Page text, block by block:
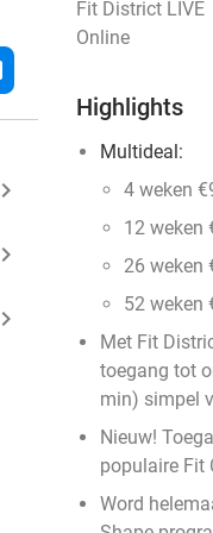
keyboard_arrow_right
keyboard_arrow_right
keyboard_arrow_right
Fit District LIVE
Online
Highlights
Multideal:
4 weken
12 weken
26 weken
52 weken
Met Fit
toegang tot
min) simpel
Nieuw!
populaire Fit
Word